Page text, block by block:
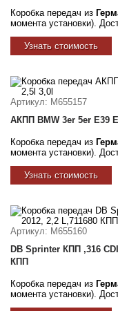
Коробка передач из
момента установки).
Узнать стоимость
Артикул: M655157
АКПП BMW 3er 5er E39
Коробка передач из
момента установки).
Узнать стоимость
Артикул: M655160
DB Sprinter КПП ,316
КПП
Коробка передач из
момента установки).